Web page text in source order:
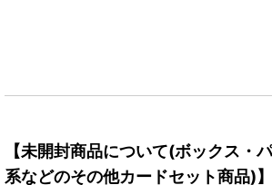
【未開封商品について(ボックス・
系などのその他カードセット商品)】